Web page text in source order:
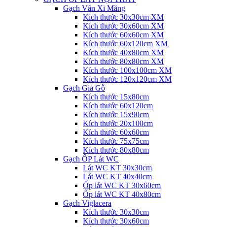
Gạch Vân Xi Măng
Kích thước 30x30cm XM
Kích thước 30x60cm XM
Kích thước 60x60cm XM
Kích thước 60x120cm XM
Kích thước 40x80cm XM
Kích thước 80x80cm XM
Kích thước 100x100cm XM
Kích thước 120x120cm XM
Gạch Giả Gỗ
Kích thước 15x80cm
Kích thước 60x120cm
Kích thước 15x90cm
Kích thước 20x100cm
Kích thước 60x60cm
Kích thước 75x75cm
Kích thước 80x80cm
Gạch ỐP Lát WC
Lát WC KT 30x30cm
Lát WC KT 40x40cm
Ốp lát WC KT 30x60cm
Ốp lát WC KT 40x80cm
Gạch Viglacera
Kích thước 30x30cm
Kích thước 30x60cm